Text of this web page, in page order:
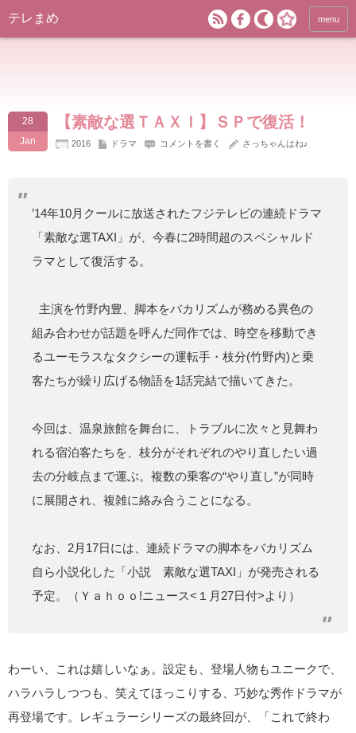
テレまめ menu
28
Jan
【素敵な選ＴＡＸＩ】ＳＰで復活！
2016 ドラマ コメントを書く さっちゃんはね♪
’14年10月クールに放送されたフジテレビの連続ドラマ
「素敵な選TAXI」が、今春に2時間超のスペシャルド
ラマとして復活する。
主演を竹野内豊、脚本をバカリズムが務める異色の
組み合わせが話題を呼んだ同作では、時空を移動でき
るユーモラスなタクシーの運転手・枝分(竹野内)と乗
客たちが繰り広げる物語を1話完結で描いてきた。
今回は、温泉旅館を舞台に、トラブルに次々と見舞わ
れる宿泊客たちを、枝分がそれぞれのやり直したい過
去の分岐点まで運ぶ。複数の乗客の“やり直し”が同時
に展開され、複雑に絡み合うことになる。
なお、2月17日には、連続ドラマの脚本をバカリズム
自ら小説化した「小説 素敵な選TAXI」が発売される
予定。（Ｙａｈｏｏ!ニュース<１月27日付>より）
わーい、これは嬉しいなぁ。設定も、登場人物もユニークで、
ハラハラしつつも、笑えてほっこりする、巧妙な秀作ドラマが
再登場です。レギュラーシリーズの最終回が、「これで終わ